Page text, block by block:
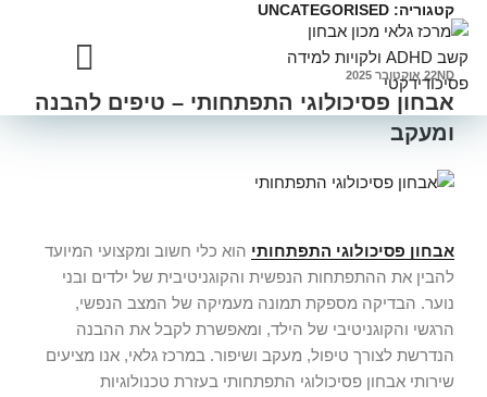
קטגוריה: UNCATEGORISED
22ND אוקטובר 2025
אבחון פסיכולוגי התפתחותי – טיפים להבנה
ומעקב
אבחון פסיכולוגי התפתחותי הוא כלי חשוב ומקצועי המיועד
להבין את ההתפתחות הנפשית והקוגניטיבית של ילדים ובני
נוער. הבדיקה מספקת תמונה מעמיקה של המצב הנפשי,
הרגשי והקוגניטיבי של הילד, ומאפשרת לקבל את ההבנה
הנדרשת לצורך טיפול, מעקב ושיפור. במרכז גלאי, אנו מציעים
שירותי אבחון פסיכולוגי התפתחותי בעזרת טכנולוגיות